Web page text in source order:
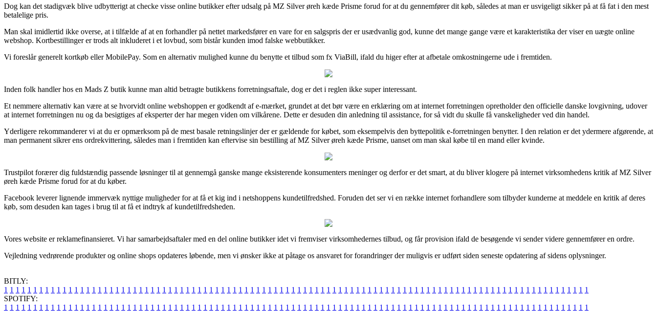
Dog kan det stadigvæk blive udbytterigt at checke visse online butikker efter udsalg på MZ Silver øreh kæde Prisme forud for at du gennemfører dit køb, således at man er usvigeligt sikker på at få fat i den mest
betalelige pris.
Man skal imidlertid ikke overse, at i tilfælde af at en forhandler på nettet markedsfører en vare for en salgspris der er usædvanlig god, kunne det mange gange være et karakteristika der viser en uægte online
webshop. Kortbestillinger er trods alt inkluderet i et lovbud, som bistår kunden imod falske webbutikker.
Vi foreslår generelt kortkøb eller MobilePay. Som en alternativ mulighed kunne du benytte et tilbud som fx ViaBill, ifald du higer efter at afbetale omkostningerne ude i fremtiden.
Inden folk handler hos en Mads Z butik kunne man altid betragte butikkens forretningsaftale, dog er det i reglen ikke super interessant.
Et nemmere alternativ kan være at se hvorvidt online webshoppen er godkendt af e-mærket, grundet at det bør være en erklæring om at internet forretningen opretholder den officielle danske lovgivning, udover
at internet forretningen nu og da besigtiges af eksperter der har megen viden om vilkårene. Dette er desuden din anledning til assistance, for så vidt du skulle få vanskeligheder ved din handel.
Yderligere rekommanderer vi at du er opmærksom på de mest basale retningslinjer der er gældende for købet, som eksempelvis den byttepolitik e-forretningen benytter. I den relation er det ydermere afgørende, at
man permanent sikrer ens ordrekvittering, således man i fremtiden kan eftervise sin bestilling af MZ Silver øreh kæde Prisme, uanset om man skal købe til en mand eller kvinde.
Trustpilot forærer dig fuldstændig passende løsninger til at gennemgå ganske mange eksisterende konsumenters meninger og derfor er det smart, at du bliver klogere på internet virksomhedens kritik af MZ Silver
øreh kæde Prisme forud for at du køber.
Facebook leverer lignende immervæk nyttige muligheder for at få et kig ind i netshoppens kundetilfredshed. Foruden det ser vi en række internet forhandlere som tilbyder kunderne at meddele en kritik af deres
køb, som desuden kan tages i brug til at få et indtryk af kundetilfredsheden.
Vores website er reklamefinansieret. Vi har samarbejdsaftaler med en del online butikker idet vi fremviser virksomhedernes tilbud, og får provision ifald de besøgende vi sender videre gennemfører en ordre.
Vejledning vedrørende produkter og online shops opdateres løbende, men vi ønsker ikke at påtage os ansvaret for forandringer der muligvis er udført siden seneste opdatering af sidens oplysninger.
BITLY:
1 1 1 1 1 1 1 1 1 1 1 1 1 1 1 1 1 1 1 1 1 1 1 1 1 1 1 1 1 1 1 1 1 1 1 1 1 1 1 1 1 1 1 1 1 1 1 1 1 1 1 1 1 1 1 1 1 1 1 1 1 1 1 1 1 1 1 1 1 1 1 1 1 1 1 1 1 1 1 1 1 1 1 1 1 1 1 1 1 1 1 1 1 1 1 1 1 1 1 1
SPOTIFY:
1 1 1 1 1 1 1 1 1 1 1 1 1 1 1 1 1 1 1 1 1 1 1 1 1 1 1 1 1 1 1 1 1 1 1 1 1 1 1 1 1 1 1 1 1 1 1 1 1 1 1 1 1 1 1 1 1 1 1 1 1 1 1 1 1 1 1 1 1 1 1 1 1 1 1 1 1 1 1 1 1 1 1 1 1 1 1 1 1 1 1 1 1 1 1 1 1 1 1 1